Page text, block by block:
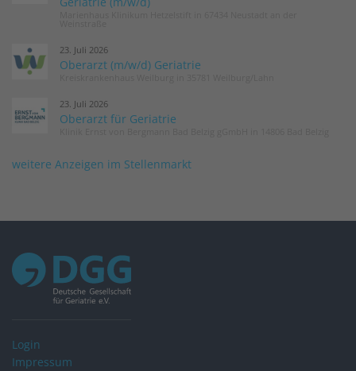
23. Juli 2026
Oberarzt (m/w/d) Geriatrie
23. Juli 2026
Oberarzt für Geriatrie
weitere Anzeigen im Stellenmarkt
Login
Impressum